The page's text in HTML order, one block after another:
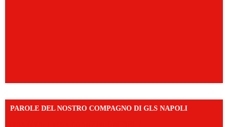
PAROLE DEL NOSTRO COMPAGNO DI GLS NAPOLI